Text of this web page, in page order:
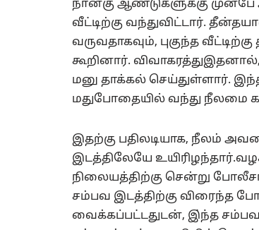
நான்கு ஆண்டுகளுக்கு
வீட்டிற்கு வந்துவிட்டார்.
வருவதாகவும், புகுந்த
கூறினார்.
மனு தாக்கல் செய்துள்ளார்.
மதுபோதையில் வந்து நீலமை
இதற்கு பதிலடியாக, நீலம்
இடத்திலேயே
நிலையத்திற்கு சென்று
சம்பவ இடத்திற்கு விரைந்த
வைக்கப்பட்டதுடன், இ்ந்த